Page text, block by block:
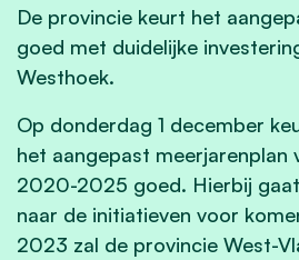
De provincie keurt het
goed met duidelijke
Westhoek.
Op donderdag 1 december
het aangepast meerjarenplan
2020-2025 goed. Hierbij
naar de initiatieven voor
2023 zal de provincie West-